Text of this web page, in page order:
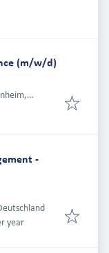
(m/w/d)
-
year